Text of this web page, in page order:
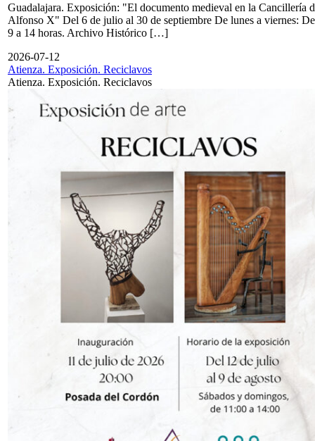
Guadalajara. Exposición: "El documento medieval en la Cancillería
Alfonso X" Del 6 de julio al 30 de septiembre De lunes a viernes: De
9 a 14 horas. Archivo Histórico […]
2026-07-12
Atienza. Exposición. Reciclavos
Atienza. Exposición. Reciclavos